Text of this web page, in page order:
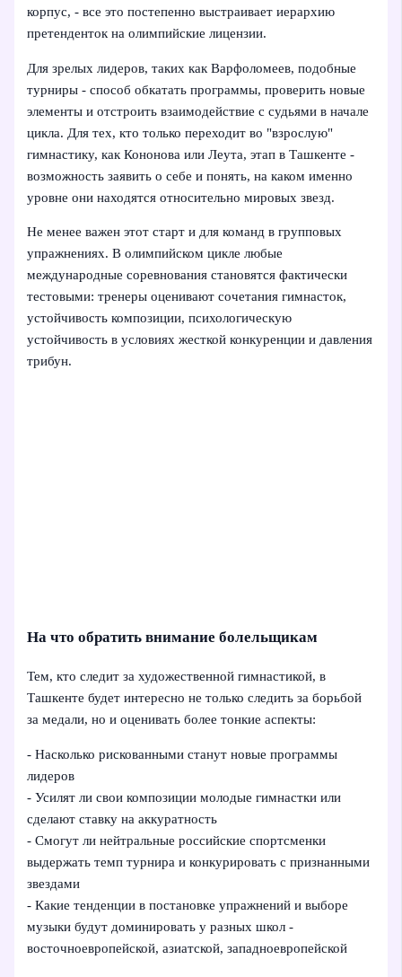
корпус, - все это постепенно выстраивает иерархию
претенденток на олимпийские лицензии.
Для зрелых лидеров, таких как Варфоломеев, подобные
турниры - способ обкатать программы, проверить новые
элементы и отстроить взаимодействие с судьями в начале
цикла. Для тех, кто только переходит во "взрослую"
гимнастику, как Кононова или Леута, этап в Ташкенте -
возможность заявить о себе и понять, на каком именно
уровне они находятся относительно мировых звезд.
Не менее важен этот старт и для команд в групповых
упражнениях. В олимпийском цикле любые
международные соревнования становятся фактически
тестовыми: тренеры оценивают сочетания гимнасток,
устойчивость композиции, психологическую
устойчивость в условиях жесткой конкуренции и давления
трибун.
На что обратить внимание болельщикам
Тем, кто следит за художественной гимнастикой, в
Ташкенте будет интересно не только следить за борьбой
за медали, но и оценивать более тонкие аспекты:
- Насколько рискованными станут новые программы
лидеров
- Усилят ли свои композиции молодые гимнастки или
сделают ставку на аккуратность
- Смогут ли нейтральные российские спортсменки
выдержать темп турнира и конкурировать с признанными
звездами
- Какие тенденции в постановке упражнений и выборе
музыки будут доминировать у разных школ -
восточноевропейской, азиатской, западноевропейской